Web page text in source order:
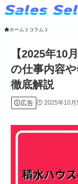
ホーム コラム
【2025年10
の仕事内容
徹底解説
広告 2025年10月